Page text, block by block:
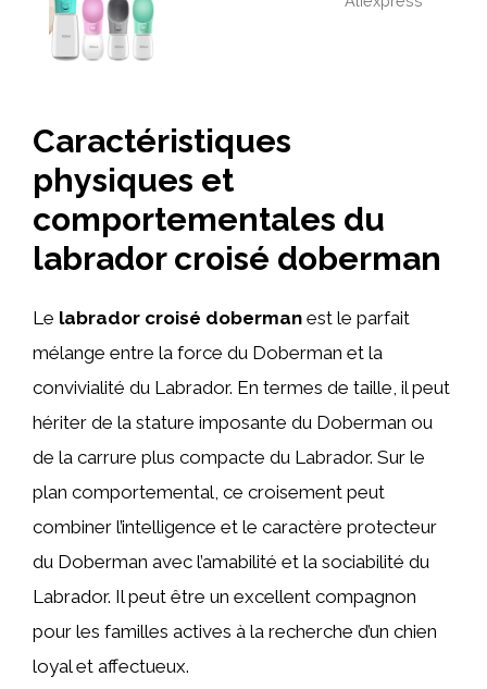
Caractéristiques
physiques et
comportementales du
labrador croisé doberman
Le labrador croisé doberman est le parfait
mélange entre la force du Doberman et la
convivialité du Labrador. En termes de taille, il peut
hériter de la stature imposante du Doberman ou
de la carrure plus compacte du Labrador. Sur le
plan comportemental, ce croisement peut
combiner l’intelligence et le caractère protecteur
du Doberman avec l’amabilité et la sociabilité du
Labrador. Il peut être un excellent compagnon
pour les familles actives à la recherche d’un chien
loyal et affectueux.